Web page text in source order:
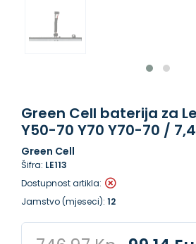
Green Cell baterija za
Y50-70 Y70 Y70-70 /
Green Cell
Šifra: LE113
Dostupnost artikla:
Jamstvo (mjeseci): 12